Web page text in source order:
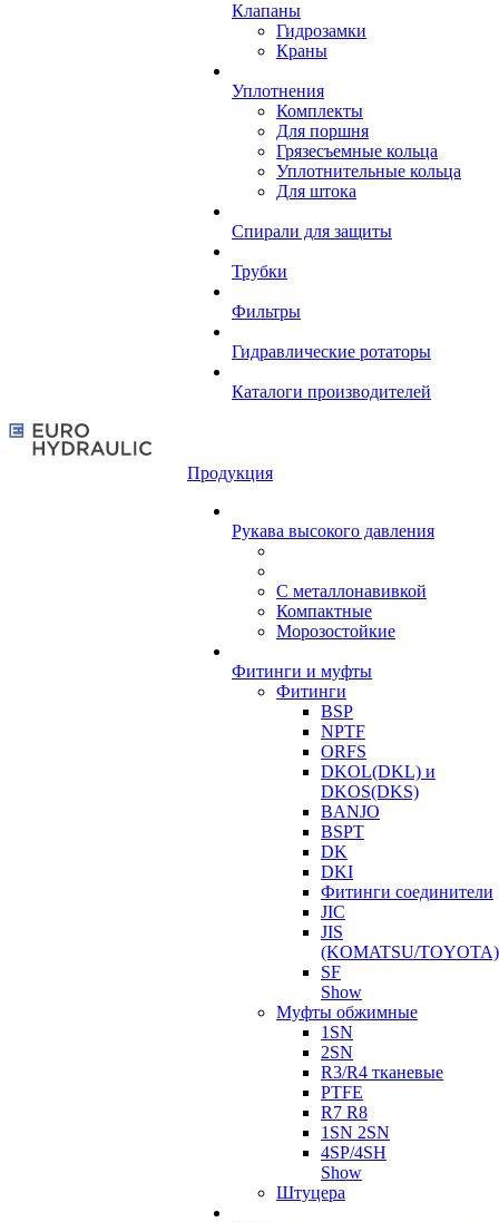
Клапаны
Гидрозамки
Краны
Уплотнения
Комплекты
Для поршня
Грязесъемные кольца
Уплотнительные кольца
Для штока
Спирали для защиты
Трубки
Фильтры
Гидравлические ротаторы
Каталоги производителей
Продукция
Рукава высокого давления
С металлонавивкой
Компактные
Морозостойкие
Фитинги и муфты
Фитинги
BSP
NPTF
ORFS
DKOL(DKL) и
DKOS(DKS)
BANJO
BSPT
DK
DKI
Фитинги соединители
JIC
JIS
(KOMATSU/TOYOTA)
SF
Show
Муфты обжимные
1SN
2SN
R3/R4 тканевые
PTFE
R7 R8
1SN 2SN
4SP/4SH
Show
Штуцера